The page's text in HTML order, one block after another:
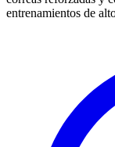
entrenamientos de